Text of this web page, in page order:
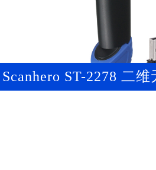
Scanhero ST-2278 二维